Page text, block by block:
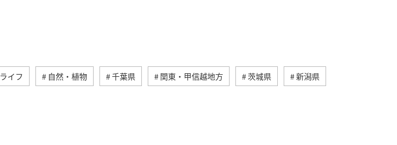
ライフ 自然・植物 千葉県 関東・甲信越地方 茨城県 新潟県